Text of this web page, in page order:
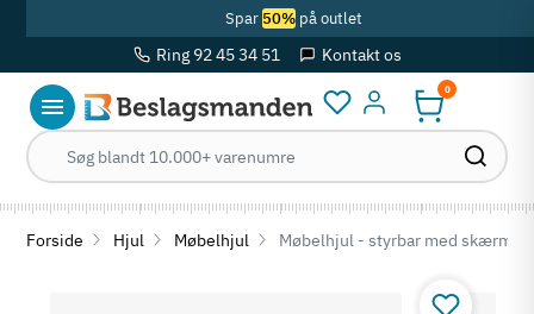
Spar 50%på outlet
Ring 92 45 34 51 Kontakt os
Log ind
0
Forside Hjul Møbelhjul Møbelhjul - styrbar med skærm,